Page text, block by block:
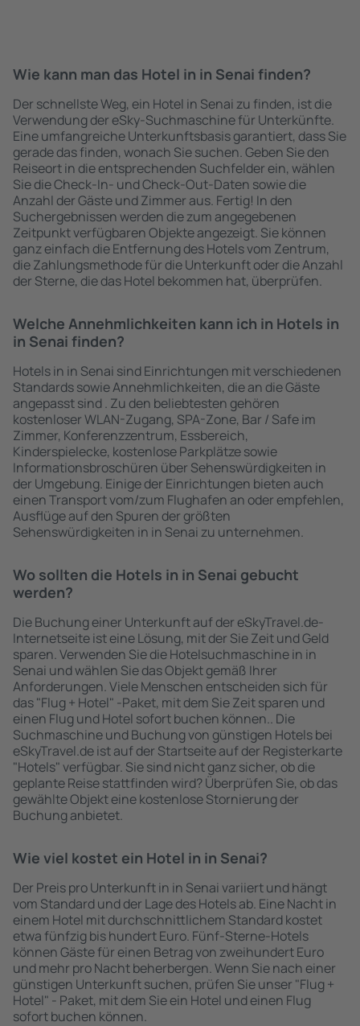
Wie kann man das Hotel in in Senai finden?
Der schnellste Weg, ein Hotel in Senai zu finden, ist die
Verwendung der eSky-Suchmaschine für Unterkünfte.
Eine umfangreiche Unterkunftsbasis garantiert, dass Sie
gerade das finden, wonach Sie suchen. Geben Sie den
Reiseort in die entsprechenden Suchfelder ein, wählen
Sie die Check-In- und Check-Out-Daten sowie die
Anzahl der Gäste und Zimmer aus. Fertig! In den
Suchergebnissen werden die zum angegebenen
Zeitpunkt verfügbaren Objekte angezeigt. Sie können
ganz einfach die Entfernung des Hotels vom Zentrum,
die Zahlungsmethode für die Unterkunft oder die Anzahl
der Sterne, die das Hotel bekommen hat, überprüfen.
Welche Annehmlichkeiten kann ich in Hotels in
in Senai finden?
Hotels in in Senai sind Einrichtungen mit verschiedenen
Standards sowie Annehmlichkeiten, die an die Gäste
angepasst sind . Zu den beliebtesten gehören
kostenloser WLAN-Zugang, SPA-Zone, Bar / Safe im
Zimmer, Konferenzzentrum, Essbereich,
Kinderspielecke, kostenlose Parkplätze sowie
Informationsbroschüren über Sehenswürdigkeiten in
der Umgebung. Einige der Einrichtungen bieten auch
einen Transport vom/zum Flughafen an oder empfehlen,
Ausflüge auf den Spuren der größten
Sehenswürdigkeiten in in Senai zu unternehmen.
Wo sollten die Hotels in in Senai gebucht
werden?
Die Buchung einer Unterkunft auf der eSkyTravel.de-
Internetseite ist eine Lösung, mit der Sie Zeit und Geld
sparen. Verwenden Sie die Hotelsuchmaschine in in
Senai und wählen Sie das Objekt gemäß Ihrer
Anforderungen. Viele Menschen entscheiden sich für
das "Flug + Hotel" -Paket, mit dem Sie Zeit sparen und
einen Flug und Hotel sofort buchen können.. Die
Suchmaschine und Buchung von günstigen Hotels bei
eSkyTravel.de ist auf der Startseite auf der Registerkarte
"Hotels" verfügbar. Sie sind nicht ganz sicher, ob die
geplante Reise stattfinden wird? Überprüfen Sie, ob das
gewählte Objekt eine kostenlose Stornierung der
Buchung anbietet.
Wie viel kostet ein Hotel in in Senai?
Der Preis pro Unterkunft in in Senai variiert und hängt
vom Standard und der Lage des Hotels ab. Eine Nacht in
einem Hotel mit durchschnittlichem Standard kostet
etwa fünfzig bis hundert Euro. Fünf-Sterne-Hotels
können Gäste für einen Betrag von zweihundert Euro
und mehr pro Nacht beherbergen. Wenn Sie nach einer
günstigen Unterkunft suchen, prüfen Sie unser "Flug +
Hotel" - Paket, mit dem Sie ein Hotel und einen Flug
sofort buchen können.